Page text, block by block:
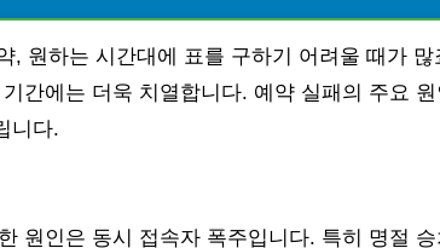
, 원하는 시간대에 표를 구하기 어려울 때가
간에는 더욱 치열합니다. 예약 실패의 주요
니다.
원인은 동시 접속자 폭주입니다. 특히 명절